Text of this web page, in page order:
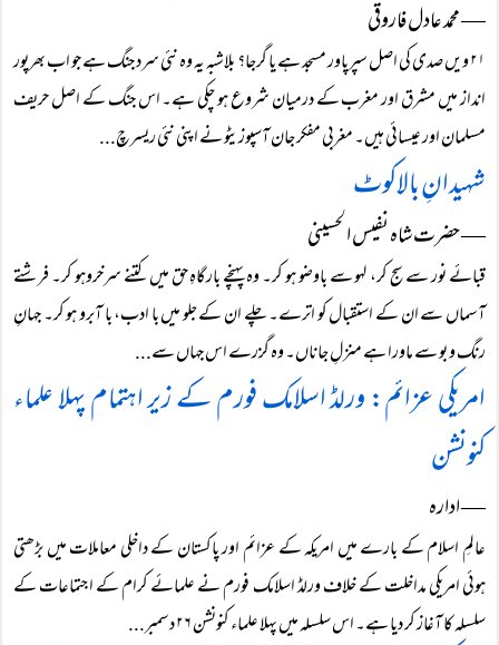
― محمد عادل فاروقی
۲۱ ویں صدی کی اصل سپرپاور مسجد ہے یا گرجا؟ بلاشبہ یہ وہ نئی سرد جنگ ہے جو اب بھرپور
انداز میں مشرق اور مغرب کے درمیان شروع ہو چکی ہے۔ اس جنگ کے اصل حریف
مسلمان اور عیسائی ہیں۔ مغربی مفکر جان آسپوزیٹو نے اپنی نئی ریسرچ...
شہیدانِ بالاکوٹ
― حضرت شاہ نفیس الحسینی
قبائے نور سے سج کر، لہو سے باوضو ہو کر۔ وہ پہنچے بارگاہِ حق میں کتنے سرخروہو کر۔ فرشتے
آسماں سے ان کے استقبال کو اترے۔ چلے ان کے جلو میں با ادب، با آبرو ہو کر۔ جہانِ
رنگ و بو سے ماورا ہے منزلِ جاناں۔ وہ گزرے اس جہاں سے...
امریکی عزائم: ورلڈ اسلامک فورم کے زیر اہتمام پہلا علماء
کنونشن
― ادارہ
عالمِ اسلام کے بارے میں امریکہ کے عزائم اور پاکستان کے داخلی معاملات میں بڑھتی
ہوئی امریکی مداخلت کے خلاف ورلڈ اسلامک فورم نے علمائے کرام کے اجتماعات کے
سلسلہ کا آغاز کر دیا ہے۔ اس سلسلہ میں پہلا علماء کنونشن ۲۶ دسمبر...